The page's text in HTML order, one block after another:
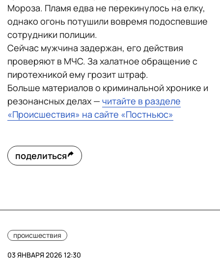
Мороза. Пламя едва не перекинулось на елку,
однако огонь потушили вовремя подоспевшие
сотрудники полиции.
Сейчас мужчина задержан, его действия
проверяют в МЧС. За халатное обращение с
пиротехникой ему грозит штраф.
Больше материалов о криминальной хронике и
резонансных делах — читайте в разделе
«Происшествия» на сайте «Постньюс»
поделиться
происшествия
03 ЯНВАРЯ 2026 12:30